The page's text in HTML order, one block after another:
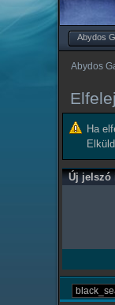
Abydos
Abydos
Ha
Új jelszó